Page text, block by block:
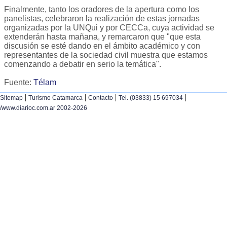
Finalmente, tanto los oradores de la apertura como los
panelistas, celebraron la realización de estas jornadas
organizadas por la UNQui y por CECCa, cuya actividad se
extenderán hasta mañana, y remarcaron que "que esta
discusión se esté dando en el ámbito académico y con
representantes de la sociedad civil muestra que estamos
comenzando a debatir en serio la temática".
Fuente: Télam
Sitemap | Turismo Catamarca | Contacto | Tel. (03833) 15 697034 |
/www.diarioc.com.ar 2002-2026